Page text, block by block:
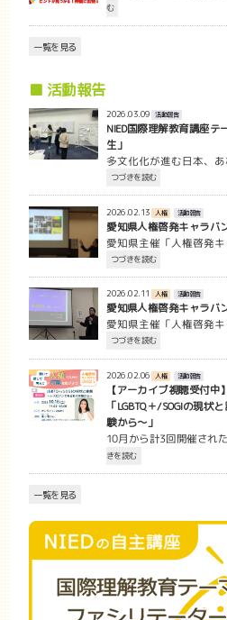
む
一覧を見る
■ 活動報告
2026.03.09 活動報告
NIED国際理解教育講座
生」
多文化化が進む日本、
つづきを読む
2026.02.13 人権 活動報告
愛知県人権啓発キャラバ
愛知県主催「人権啓発
つづきを読む
2026.02.11 人権 活動報告
愛知県人権啓発キャラバ
愛知県主催「人権啓発
つづきを読む
2026.02.06 人権 活動報告
【アーカイブ視聴受付
「LGBTQ＋/SOGIの現状
験から～」
10月から計3回開催され
きを読む
一覧を見る